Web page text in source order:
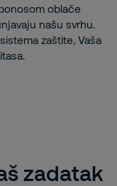
oblače
našu svrhu.
zaštite, Vaša
zadatak